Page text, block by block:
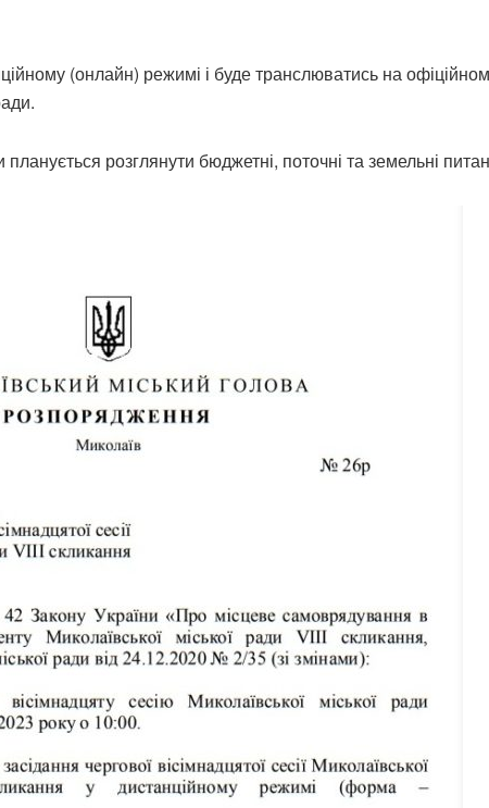
(онлайн) режимі і буде транслюватись на
планується розглянути бюджетні, поточні та земельні